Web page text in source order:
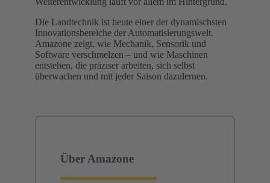
Die Landtechnik ist heute einer der dynamischsten
Innovationsbereiche der Automatisierungswelt.
Amazone zeigt, wie Mechanik, Sensorik und
Software verschmelzen – und wie Maschinen
entstehen, die präziser arbeiten, sich selbst
überwachen und mit jeder Saison dazulernen.
Über Amazone